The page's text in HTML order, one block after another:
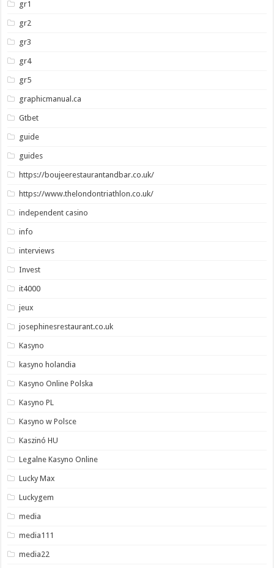
gr1
gr2
gr3
gr4
gr5
graphicmanual.ca
Gtbet
guide
guides
https://boujeerestaurantandbar.co.uk/
https://www.thelondontriathlon.co.uk/
independent casino
info
interviews
Invest
it4000
jeux
josephinesrestaurant.co.uk
Kasyno
kasyno holandia
Kasyno Online Polska
Kasyno PL
Kasyno w Polsce
Kaszinó HU
Legalne Kasyno Online
Lucky Max
Luckygem
media
media111
media22